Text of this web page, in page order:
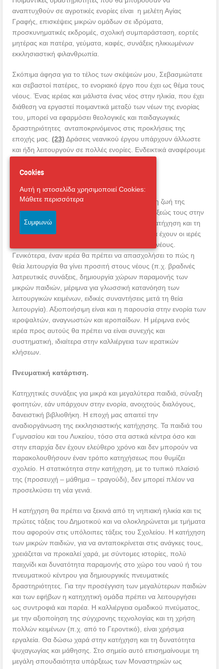
αναπτυχθούν σε αγροτικές ενορίες είναι η μελέτη Αγίας
Γραφής, επισκέψεις μικρών ομάδων σε ιδρύματα,
προσκυνηματικές εκδρομές, σχολική συμπαράσταση, εορτές
μητέρας και πατέρα, γεύματα, καφές, συνάξεις ηλικιωμένων
εκκλησιαστική φιλανθρωπία.
Σκόπιμα άφησα για το τέλος των σκέψεών μου, Σεβασμιώτατε
και σεβαστοί πατέρες, το ενοριακό έργο που έχει ως θέμα τους
νέους. Ένας ιερέας και μάλιστα ένας νέος στην ηλικία, που έχει
διάθεση να εργαστεί ποιμαντικά μεταξύ των νέων της ενορίας
του, μπορεί να εφαρμόσει θεολογικές και παιδαγωγικές
δραστηριότητες ανταποκρινόμενος στις προκλήσεις της
εποχής μας.(23) Δράσεις νεανικού έργου υπάρχουν άλλωστε
και ήδη λειτουργούν σε πολλές ενορίες. Ενδεικτικά αναφέρουμε
Ο καλύτερος τρόπος συμμετοχής των νέων στη ζωή της
Εκκλησίας είναι η προσπάθεια συνειδητής εντάξεώς τους στην
ενοριακή κοινότητα, μέσα από την ορθόδοξη κατήχηση και τη
λειτουργική ζωή. Ιδιαίτερα θετικά αποτελέσματα έχουν οι ιερές
ακολουθίες που τελούνται ειδικά για παιδιά και νέους.
Γενικότερα, έναν ιερέα θα πρέπει να απασχολήσει το πώς η
θεία λειτουργία θα γίνει προσιτή στους νέους (π.χ. βραδινές
λατρευτικές συνάξεις, δημιουργία χώρων παραμονής των
μικρών παιδιών, μέριμνα για γλωσσική κατανόηση των
λειτουργικών κειμένων, ειδικές συναντήσεις μετά τη θεία
λειτουργία). Αξιοποιήσιμη είναι και η παρουσία στην ενορία των
ιεροψαλτών, αναγνωστών και ιεροπαίδων. Η μέριμνα ενός
ιερέα προς αυτούς θα πρέπει να είναι συνεχής και
συστηματική, ιδιαίτερα στην καλλιέργεια των ιερατικών
κλήσεων.
Πνευματική κατάρτιση.
Κατηχητικές συνάξεις για μικρά και μεγαλύτερα παιδιά, σύναξη
φοιτητών, εάν υπάρχουν στην ενορία, ανοιχτούς διαλόγους,
δανειστική βιβλιοθήκη. Η εποχή μας απαιτεί την
αναδιοργάνωση της εκκλησιαστικής κατήχησης. Τα παιδιά του
Γυμνασίου και του Λυκείου, τόσο στα αστικά κέντρα όσο και
στην επαρχία δεν έχουν ελεύθερο χρόνο και δεν μπορούν να
παρακολουθήσουν έναν τρόπο κατηχήσεως που θυμίζει
σχολείο. Η στατικότητα στην κατήχηση, με το τυπικό πλαίσιό
της (προσευχή – μάθημα – τραγούδι), δεν μπορεί πλέον να
προσελκύσει τη νέα γενιά.
Η κατήχηση θα πρέπει να ξεκινά από τη νηπιακή ηλικία και τις
πρώτες τάξεις του Δημοτικού και να ολοκληρώνεται με τμήματα
που αφορούν στις υπόλοιπες τάξεις του Σχολείου. Η κατήχηση
των μικρών παιδιών, για να ανταποκρίνεται στις ανάγκες τους,
χρειάζεται να προκαλεί χαρά, με σύντομες ιστορίες, πολύ
παιχνίδι και δυνατότητα παραμονής στο χώρο του ναού ή του
πνευματικού κέντρου για δημιουργικές πνευματικές
δραστηριότητες. Για την προσέγγιση των μεγαλύτερων παιδιών
και των εφήβων η κατηχητική ομάδα πρέπει να λειτουργήσει
ως συντροφιά και παρέα. Η καλλιέργεια ομαδικού πνεύματος,
με την αξιοποίηση της σύγχρονης τεχνολογίας και τη χρήση
πολλών κειμένων (π.χ. από το Γεροντικό), είναι χρήσιμα
εργαλεία. Θα δώσω χαρά στην κατήχηση και τη δυνατότητα
ψυχαγωγίας και μάθησης. Στο σημείο αυτό επισημαίνουμε τη
μεγάλη σπουδαιότητα υπάρξεως των Μοναστηριών ως
Cookies
Αυτή η ιστοσελίδα χρησιμοποιεί Cookies:
Μάθετε περισσότερα
Συμφωνώ